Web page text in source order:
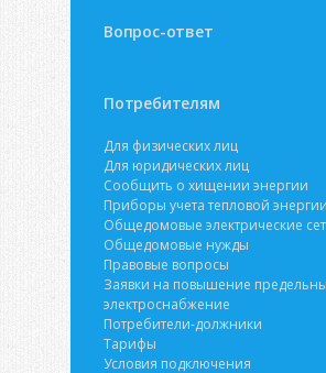
Вопрос-ответ
Потребителям
Для физических лиц
Для юридических лиц
Сообщить о хищении энергии
Приборы учета тепловой энергии
Общедомовые электрические
Общедомовые нужды
Правовые вопросы
Заявки на повышение
электроснабжение
Потребители-должники
Тарифы
Условия подключения